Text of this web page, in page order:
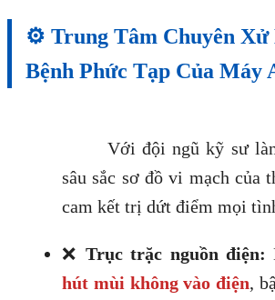
⚙️ Trung Tâm Chuyên Xử
Bệnh Phức Tạp Của Máy
Với đội ngũ kỹ sư
sâu sắc sơ đồ vi mạch của
cam kết trị dứt điểm mọi
❌Trục trặc nguồn điện:
hút mùi không vào điện,